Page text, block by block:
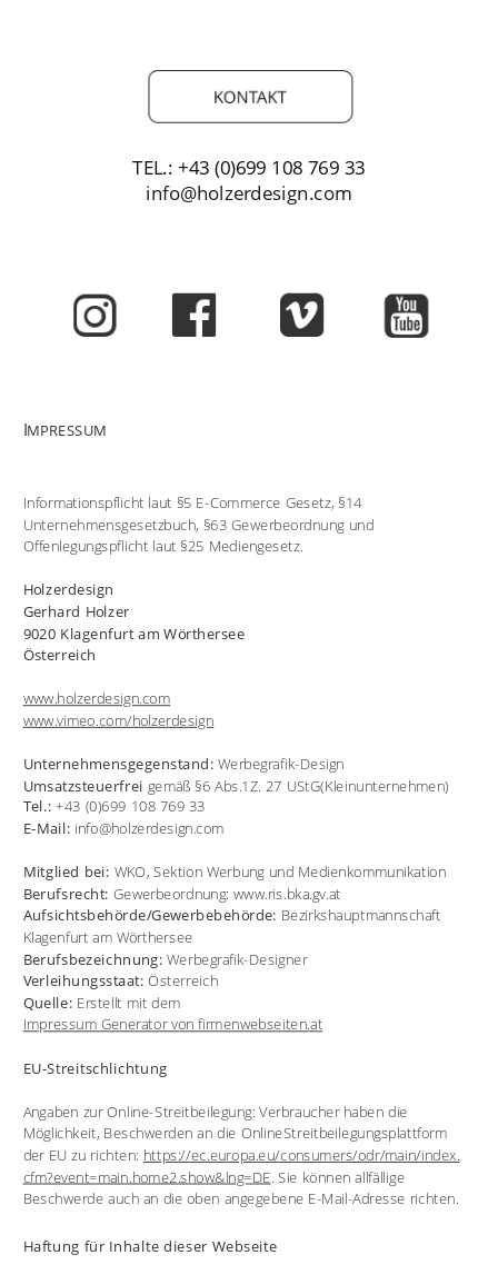
TEL.: +43 (0)699 108 769 33
info@holzerdesign.com
IMPRESSUM
Informationspflicht laut §5 E-Commerce Gesetz, §14
Unternehmensgesetzbuch, §63 Gewerbeordnung und
Offenlegungspflicht laut §25 Mediengesetz.
Holzerdesign
Gerhard Holzer
9020 Klagenfurt am Wörthersee
Österreich
www.holzerdesign.com
www.vimeo.com/holzerdesign
Unternehmensgegenstand: Werbegrafik-Design
Umsatzsteuerfrei gemäß §6 Abs.1Z. 27 UStG(Kleinunternehmen)
Tel.: +43 (0)699 108 769 33
E-Mail: info@holzerdesign.com
Mitglied bei: WKO, Sektion Werbung und Medienkommunikation
Berufsrecht: Gewerbeordnung: www.ris.bka.gv.at
Aufsichtsbehörde/Gewerbebehörde: Bezirkshauptmannschaft
Klagenfurt am Wörthersee
Berufsbezeichnung: Werbegrafik-Designer
Verleihungsstaat: Österreich
Quelle: Erstellt mit dem
Impressum Generator von firmenwebseiten.at
EU-Streitschlichtung
Angaben zur Online-Streitbeilegung: Verbraucher haben die
Möglichkeit, Beschwerden an die OnlineStreitbeilegungsplattform
der EU zu richten: https://ec.europa.eu/consumers/odr/main/index.
cfm?event=main.home2.show&lng=DE. Sie können allfällige
Beschwerde auch an die oben angegebene E-Mail-Adresse richten.
Haftung für Inhalte dieser Webseite